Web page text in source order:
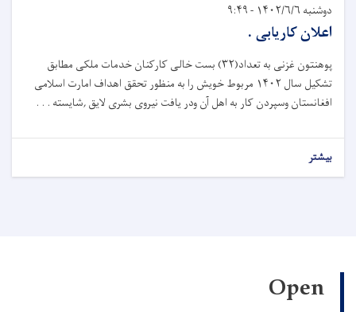
دوشنبه ۱۴۰۲/۶/۶ - ۹:۴۹
اعلان کاریابی .
پوهنتون غزنی به تعداد(۳۲) بست خالی کارکنان خدمات ملکی مطابق
تشکیل سال ۱۴۰۲ مربوط خویش را به منظور تحقق اهداف امارت اسلامی
افغانستان وسپردن کار به اهل آن ودر یافت نیروی بشری لایق ,شایسته . . .
بیشتر
Open